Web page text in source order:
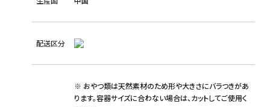
配送区分
※ おやつ類は天然素材のため形や大きさにバラつきがあ
ります。容器サイズに合わない場合は、カットしてご使用く